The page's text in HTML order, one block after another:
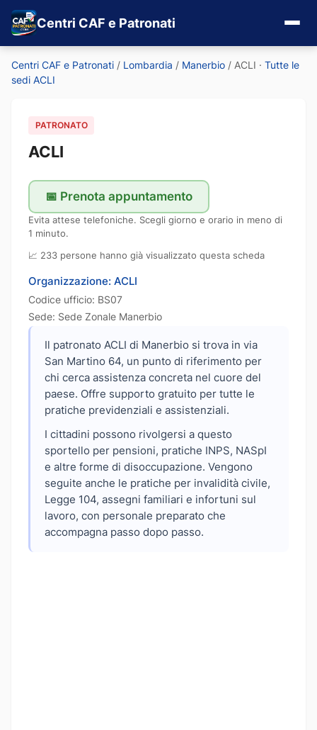
Centri CAF e Patronati
Centri CAF e Patronati / Lombardia / Manerbio / ACLI · Tutte le
sedi ACLI
PATRONATO
ACLI
📅 Prenota appuntamento
Evita attese telefoniche. Scegli giorno e orario in meno di
1 minuto.
📈 233 persone hanno già visualizzato questa scheda
Organizzazione: ACLI
Codice ufficio: BS07
Sede: Sede Zonale Manerbio
Il patronato ACLI di Manerbio si trova in via
San Martino 64, un punto di riferimento per
chi cerca assistenza concreta nel cuore del
paese. Offre supporto gratuito per tutte le
pratiche previdenziali e assistenziali.
I cittadini possono rivolgersi a questo
sportello per pensioni, pratiche INPS, NASpI
e altre forme di disoccupazione. Vengono
seguite anche le pratiche per invalidità civile,
Legge 104, assegni familiari e infortuni sul
lavoro, con personale preparato che
accompagna passo dopo passo.